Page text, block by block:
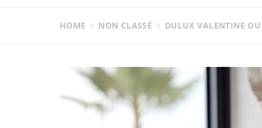
HOME NON CLASSÉ DULUX VALENTINE